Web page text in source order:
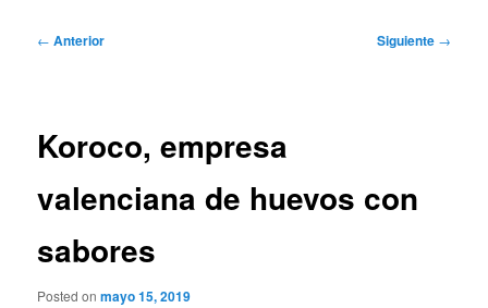
Navegación
← Anterior Siguiente →
Koroco, empresa
valenciana de huevos con
sabores
Posted onmayo 15, 2019